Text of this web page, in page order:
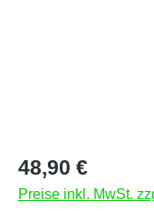
Regulärer Preis:
48,90 €
Preise inkl. MwSt.